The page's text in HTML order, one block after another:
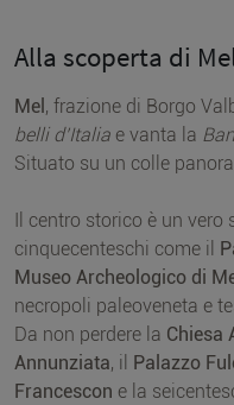
Alla scoperta di
Mel , frazione di Borgo
belli d’Italia e vanta la
Situato su un colle
Il centro storico è un
cinquecenteschi come il
Museo Archeologico di
necropoli paleoveneta e
Da non perdere la Chiesa
Annunziata, il Palazzo
Francescon e la